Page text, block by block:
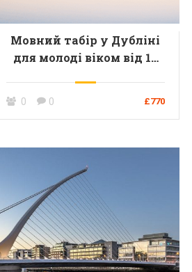
Мовний табір у Дубліні
для молоді віком від 14
0 0 £770